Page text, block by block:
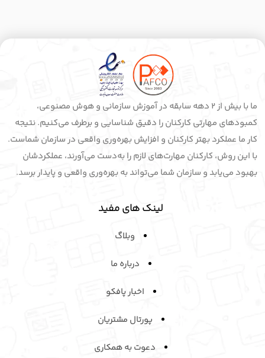
ما با بیش از 2 دهه سابقه در آموزش سازمانی و هوش مصنوعی،
کمبودهای مهارتی کارکنان را دقیق شناسایی و برطرف می‌کنیم. نتیجه
کار ما عملکرد بهتر کارکنان و افزایش بهره‌وری واقعی در سازمان شماست.
با این روش، کارکنان مهارت‌های لازم را به‌دست می‌آورند، عملکردشان
بهبود می‌یابد و سازمان شما می‌تواند به بهره‌وری واقعی و پایدار برسد.
لینک های مفید
وبلاگ
درباره ما
اخبار پافکو
پورتال مشتریان
دعوت به همکاری